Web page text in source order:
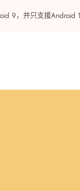
9，并只支援Android